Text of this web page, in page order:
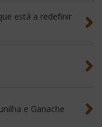
está a redefinir
e Ganache